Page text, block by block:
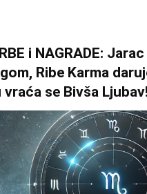
i NAGRADE:
Ribe Karma
vraća se Bivša Ljubav!